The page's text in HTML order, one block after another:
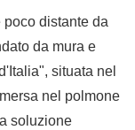
poco distante da
da mura e
situata nel
nel polmone
soluzione